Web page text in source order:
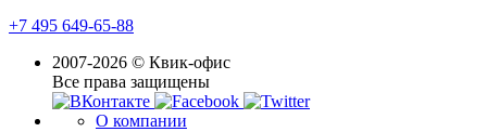
+7 495 649-65-88
2007-2026 © Квик-офис
Все права защищены
О компании